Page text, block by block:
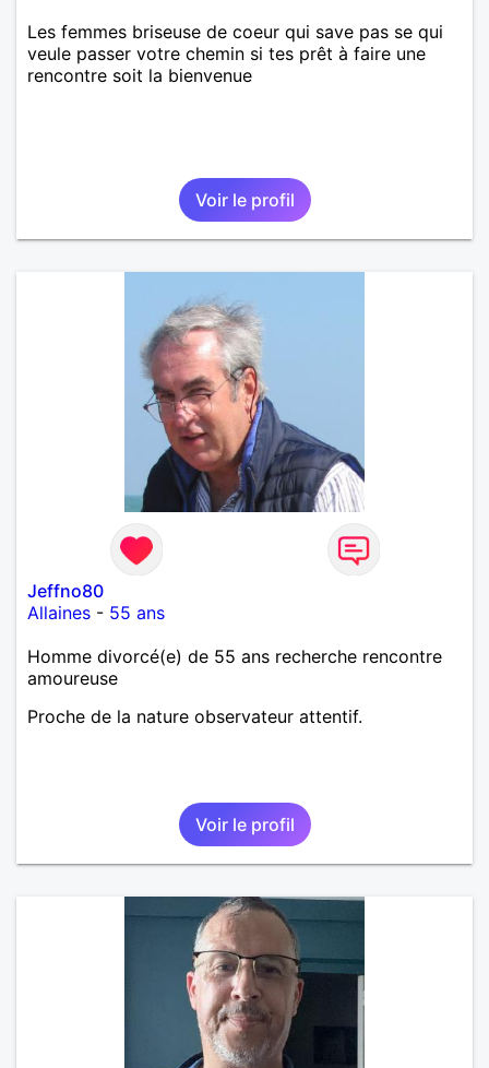
Les femmes briseuse de coeur qui save pas se qui
veule passer votre chemin si tes prêt à faire une
rencontre soit la bienvenue
Voir le profil
Jeffno80
Allaines - 55 ans
Homme divorcé(e) de 55 ans recherche rencontre
amoureuse
Proche de la nature observateur attentif.
Voir le profil